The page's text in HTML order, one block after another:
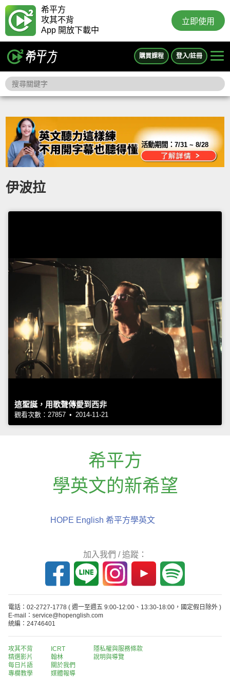
希平方
攻其不背
App 開放下載中
立即使用
購買課程 登入/註冊
活動期間：7/31 ~ 8/28
伊波拉
這聖誕，用歌聲傳愛到西非
觀看次數：27857 • 2014-11-21
希平方
學英文的新希望
HOPE English 希平方學英文
加入我們 / 追蹤：
電話：02-2727-1778 ( 週一至週五 9:00-12:00、13:30-18:00，國定假日除外 )
E-mail：service@hopenglish.com
統編：24746401
攻其不背
精選影片
每日片語
專欄教學
ICRT
翰林
關於我們
媒體報導
隱私權與服務條款
說明與導覽